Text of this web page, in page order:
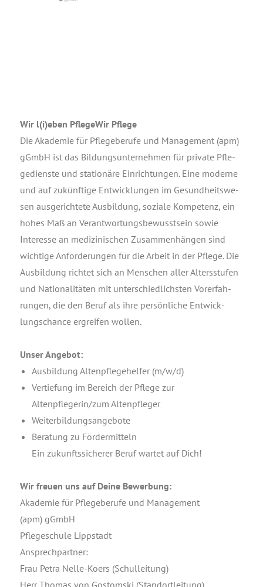
Wir l(i)eben Pfle­ge­Wir Pflege
Die Aka­de­mie für Pfle­ge­be­ru­fe und Manage­ment (apm)
gGmbH ist das Bil­dungs­un­ter­neh­men für pri­va­te Pfle­
ge­diens­te und sta­tio­nä­re Ein­rich­tun­gen. Eine moder­ne
und auf zukünf­ti­ge Ent­wick­lun­gen im Gesund­heits­we­
sen aus­ge­rich­te­te Aus­bil­dung, sozia­le Kom­pe­tenz, ein
hohes Maß an Ver­ant­wor­tungs­be­wusst­sein sowie
Inter­es­se an medi­zi­ni­schen Zusam­men­hän­gen sind
wich­ti­ge Anfor­de­run­gen für die Arbeit in der Pfle­ge. Die
Aus­bil­dung rich­tet sich an Men­schen aller Alters­stu­fen
und Natio­na­li­tä­ten mit unter­schied­lichs­ten Vor­er­fah­
run­gen, die den Beruf als ihre per­sön­li­che Ent­wick­
lungs­chan­ce ergrei­fen wollen.
Unser Ange­bot:
Aus­bil­dung Alten­pfle­ge­hel­fer (m/w/d)
Ver­tie­fung im Bereich der Pfle­ge zur
Altenpflegerin/zum Altenpfleger
Wei­ter­bil­dungs­an­ge­bo­te
Bera­tung zu Fördermitteln
Ein zukunfts­si­che­rer Beruf war­tet auf Dich!
Wir freu­en uns auf Dei­ne Bewerbung:
Aka­de­mie für Pfle­ge­be­ru­fe und Manage­ment
(apm) gGmbH
Pfle­ge­schu­le Lippstadt
Ansprechpartner:
Frau Petra Nel­le-Koers (Schul­lei­tung)